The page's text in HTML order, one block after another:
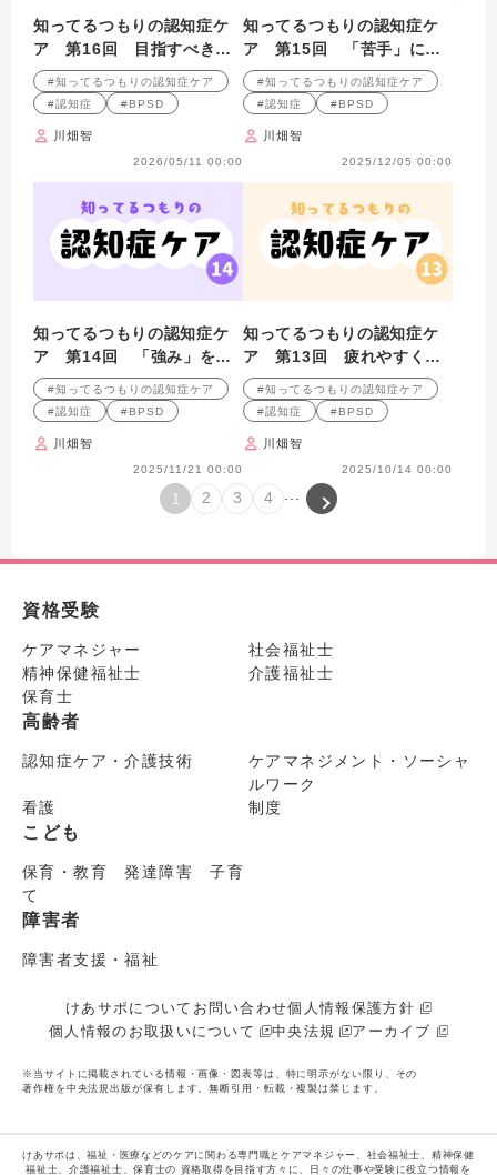
知ってるつもりの認知症ケ
ア 第16回 目指すべきは
サポーターよりもパートナ
ー？
#知ってるつもりの認知症ケア
#認知症
#BPSD
川畑智
2026/05/11 00:00
知ってるつもりの認知症ケ
ア 第15回 「苦手」につ
いて本人に聞いてみたら？
#知ってるつもりの認知症ケア
#認知症
#BPSD
川畑智
2025/12/05 00:00
知ってるつもりの認知症ケ
ア 第14回 「強み」を知
るには、どうすればいい？
#知ってるつもりの認知症ケア
#認知症
#BPSD
川畑智
2025/11/21 00:00
知ってるつもりの認知症ケ
ア 第13回 疲れやすくな
るのはなぜ？
#知ってるつもりの認知症ケア
#認知症
#BPSD
川畑智
2025/10/14 00:00
1 2 3 4
資格受験
ケアマネジャー
社会福祉士
精神保健福祉士
介護福祉士
保育士
高齢者
認知症ケア・介護技術
ケアマネジメント・ソーシャ
ルワーク
看護
制度
こども
保育・教育 発達障害 子育
て
障害者
障害者支援・福祉
けあサポについて お問い合わせ個人情報保護方針
個人情報のお取扱いについて
中央法規 アーカイブ
※当サイトに掲載されている情報・画像・図表等は、特に明示がない限り、その
著作権を中央法規出版が保有します。無断引用・転載・複製は禁じます。
けあサポは、福祉・医療などのケアに関わる専門職とケアマネジャー、社会福祉士、精神保健
福祉士、介護福祉士、保育士の 資格取得を目指す方々に、日々の仕事や受験に役立つ情報を